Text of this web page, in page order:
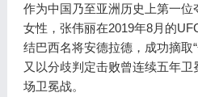
作为中国乃至亚洲历史上第一
女性，张伟丽在2019年8月的
结巴西名将安德拉德，成功摘取
又以分歧判定击败曾连续五年
场卫冕战。